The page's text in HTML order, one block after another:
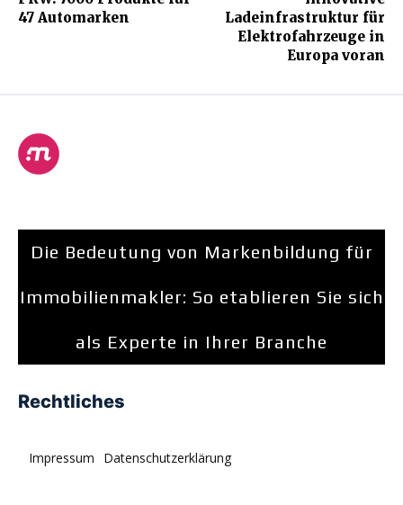
47 Automarken
Ladeinfrastruktur für
Elektrofahrzeuge in
Europa voran
Die Bedeutung von Markenbildung für
Immobilienmakler: So etablieren Sie sich
als Experte in Ihrer Branche
Rechtliches
Impressum Datenschutzerklärung